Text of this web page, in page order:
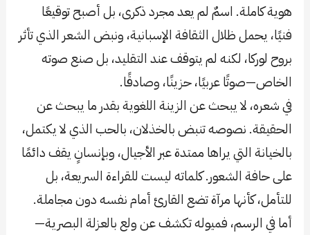
هوية كاملة. اسمٌ لم يعد مجرد ذكرى، بل أصبح توقيعًا
فنيًا، يحمل ظلال الثقافة الإسبانية، ونبض الشعر الذي تأثر
بروح لوركا، لكنه لم يتوقف عند التقليد، بل صنع صوته
الخاص—صوتًا عربيًا، حزينًا، وصادقًا.
في شعره، لا يبحث عن الزينة اللغوية بقدر ما يبحث عن
الحقيقة. نصوصه تنبض بالخذلان، بالحب الذي لا يكتمل،
بالخيانة التي يراها ممتدة عبر الأجيال، وبإنسانٍ يقف دائمًا
على حافة الشعور. كلماته ليست للقراءة السريعة، بل
للتأمل، كأنها مرآة تضع القارئ أمام نفسه دون مجاملة.
أما في الرسم، فميوله تكشف عن ولع بالعزلة البصرية—